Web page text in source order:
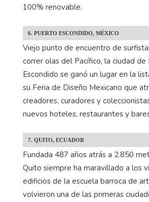
100% renovable.
6. PUERTO ESCONDIDO, MÉXICO
Viejo punto de encuentro de
correr olas del Pacífico, la ciudad de
Escondido se ganó un lugar en la
su Feria de Diseño Mexicano que
creadores, curadores y
nuevos hoteles, restaurantes y
7. QUITO, ECUADOR
Fundada 487 años atrás a 2.850
Quito siempre ha maravillado a los
edificios de la escuela barroca de
volvieron una de las primeras